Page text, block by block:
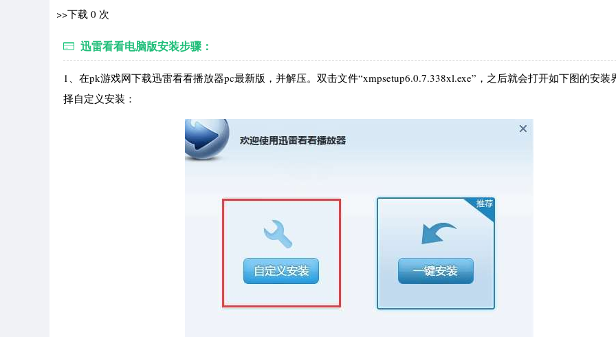
>>下载 0 次
迅雷看看电脑版安装步骤：
1、在pk游戏网下载迅雷看看播放器pc最新版，并解压。双击文件“xmpsetup6.0.7.338xl.exe”，之后就会打开如下图的安装
择自定义安装：